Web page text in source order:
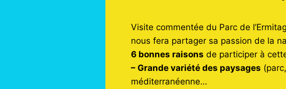
Visite commentée du Parc de
nous fera partager sa passion de la
6 bonnes raisons de participer à
– Grande variété des paysages
méditerranéenne…